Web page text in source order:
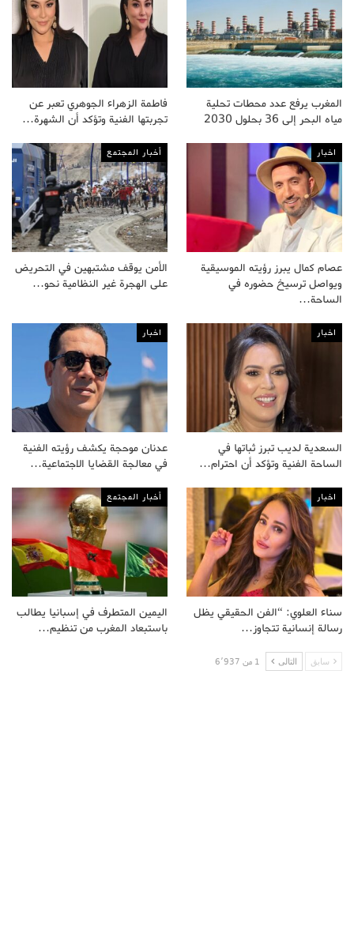
المغرب يرفع عدد محطات تحلية
مياه البحر إلى 36 بحلول 2030
فاطمة الزهراء الجوهري تعبر عن
تجربتها الفنية وتؤكد أن الشهرة…
اخبار
عصام كمال يبرز رؤيته الموسيقية
ويواصل ترسيخ حضوره في
الساحة…
أخبار المجتمع
الأمن يوقف مشتبهين في التحريض
على الهجرة غير النظامية نحو…
اخبار
السعدية لديب تبرز ثباتها في
الساحة الفنية وتؤكد أن احترام…
اخبار
عدنان موحجة يكشف رؤيته الفنية
في معالجة القضايا الاجتماعية…
اخبار
سناء العلوي: “الفن الحقيقي يظل
رسالة إنسانية تتجاوز…
أخبار المجتمع
اليمين المتطرف في إسبانيا يطالب
باستبعاد المغرب من تنظيم…
سابق التالى 1 من 6٬937